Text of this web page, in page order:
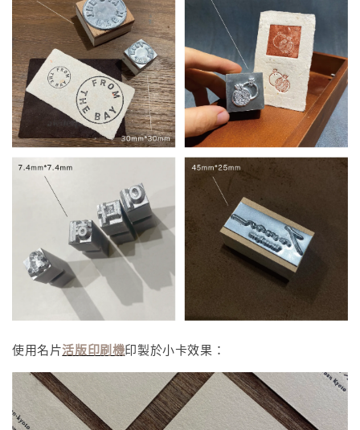
使用名片活版印刷機印製於小卡效果：